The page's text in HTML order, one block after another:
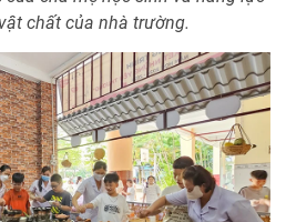
chất của nhà trường.